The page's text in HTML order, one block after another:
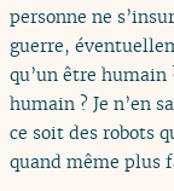
personne ne
guerre,
qu’un être
humain ? Je n’en
ce soit des robots
quand même plus